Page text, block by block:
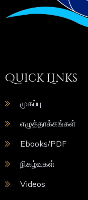
Quick Links
முகப்பு
எழுத்தாக்கங்கள்
Ebooks/PDF
நிகழ்வுகள்
Videos